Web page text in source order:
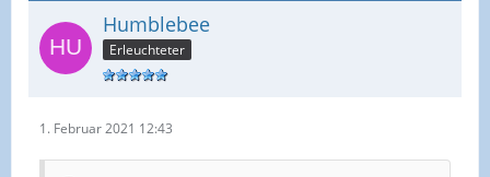
Humblebee
Erleuchteter
1. Februar 2021 12:43